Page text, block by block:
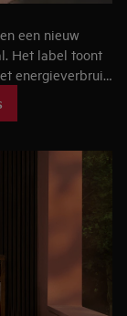
een nieuw
Het label toont
energieverbruik